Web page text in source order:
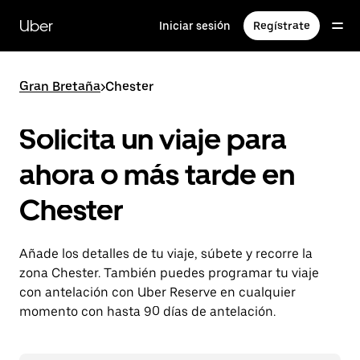
contenido
principal
Uber Iniciar sesión Regístrate
Gran Bretaña>Chester
Solicita un viaje para
ahora o más tarde en
Chester
Añade los detalles de tu viaje, súbete y recorre la
zona Chester. También puedes programar tu viaje
con antelación con Uber Reserve en cualquier
momento con hasta 90 días de antelación.